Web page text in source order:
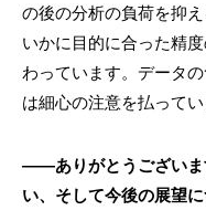
の後の分析の負荷を抑
いかに目的に合った精
わっています。データ
は細心の注意を払ってい
――ありがとうございま
い、そして今後の展望